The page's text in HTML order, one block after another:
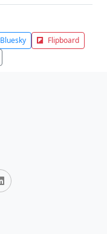
Bluesky
Flipboard